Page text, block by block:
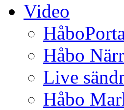
Video
Håbo
Live
Håbo